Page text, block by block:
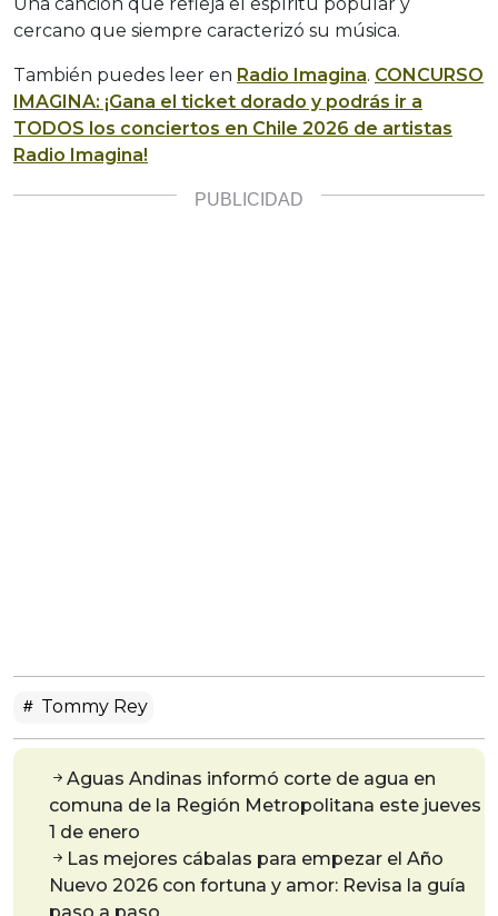
Una canción que refleja el espíritu popular y
cercano que siempre caracterizó su música.
También puedes leer en Radio Imagina. CONCURSO
IMAGINA: ¡Gana el ticket dorado y podrás ir a
TODOS los conciertos en Chile 2026 de artistas
Radio Imagina!
Tommy Rey
Aguas Andinas informó corte de agua en
comuna de la Región Metropolitana este jueves
1 de enero
Las mejores cábalas para empezar el Año
Nuevo 2026 con fortuna y amor: Revisa la guía